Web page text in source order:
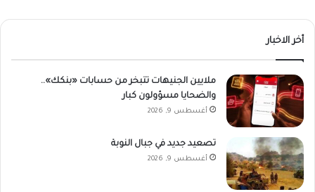
أخر الاخبار
ملايين الجنيهات تتبخر من حسابات «بنكك»..
والضحايا مسؤولون كبار
أغسطس 9, 2026
تصعيد جديد في جبال النوبة
أغسطس 9, 2026